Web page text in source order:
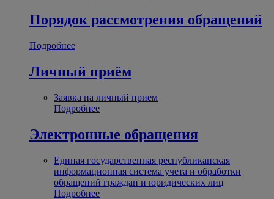
Порядок рассмотрения обращений
Подробнее
Личный приём
Заявка на личный прием
Подробнее
Электронные обращения
Единая государственная республиканская
информационная система учета и обработки
обращений граждан и юридических лиц
Подробнее